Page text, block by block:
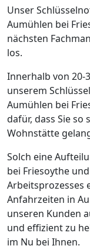
Unser
Aumühlen bei
nächsten
los.
Innerhalb von 20-
unserem
Aumühlen bei
dafür, dass Sie
Wohnstätte
Solch eine
bei Friesoythe
Arbeitsprozesses
Anfahrzeiten in
unseren Kunden
und effizient zu
im Nu bei Ihnen.